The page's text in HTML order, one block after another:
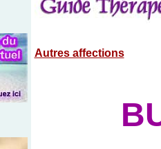
Autres affections